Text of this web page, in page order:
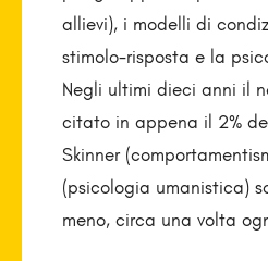
allievi), i modelli di
stimolo-risposta e la
Negli ultimi dieci anni il
citato in appena il 2%
Skinner
(psicologia umanistica)
meno, circa una volta